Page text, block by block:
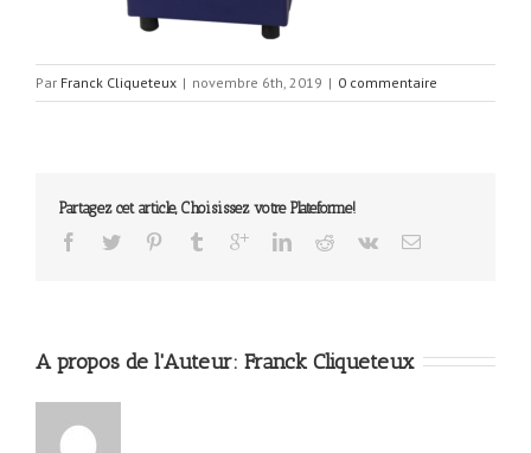
Par Franck Cliqueteux | novembre 6th, 2019 | 0 commentaire
Partagez cet article, Choisissez votre Plateforme!
A propos de l'Auteur: Franck Cliqueteux